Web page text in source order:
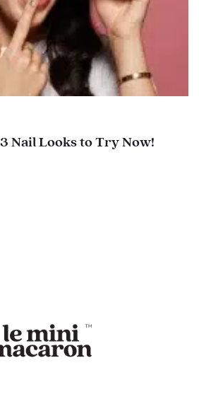
Nail Looks to Try Now!